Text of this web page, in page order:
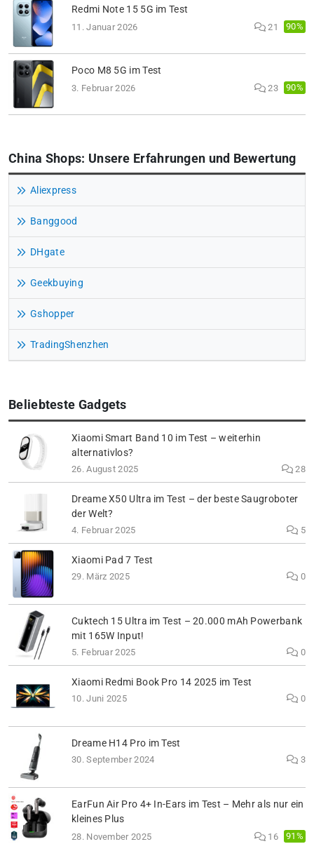
Redmi Note 15 5G im Test
11. Januar 2026 21 90%
Poco M8 5G im Test
3. Februar 2026 23 90%
China Shops: Unsere Erfahrungen und Bewertung
Aliexpress
Banggood
DHgate
Geekbuying
Gshopper
TradingShenzhen
Beliebteste Gadgets
Xiaomi Smart Band 10 im Test – weiterhin
alternativlos?
26. August 2025 28
Dreame X50 Ultra im Test – der beste Saugroboter
der Welt?
4. Februar 2025 5
Xiaomi Pad 7 Test
29. März 2025 0
Cuktech 15 Ultra im Test – 20.000 mAh Powerbank
mit 165W Input!
5. Februar 2025 0
Xiaomi Redmi Book Pro 14 2025 im Test
10. Juni 2025 0
Dreame H14 Pro im Test
30. September 2024 3
EarFun Air Pro 4+ In-Ears im Test – Mehr als nur ein
kleines Plus
28. November 2025 16 91%